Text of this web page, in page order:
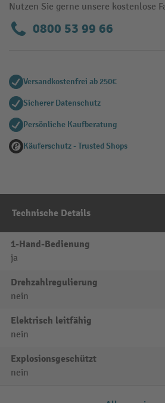
Nutzen Sie gerne unsere kostenlose
0800 53 99 66
Versandkostenfrei ab 250€
Sicherer Datenschutz
Persönliche Kaufberatung
Käuferschutz - Trusted Shops
Technische Details
1-Hand-Bedienung
ja
Drehzahlregulierung
nein
Elektrisch leitfähig
nein
Explosionsgeschützt
nein